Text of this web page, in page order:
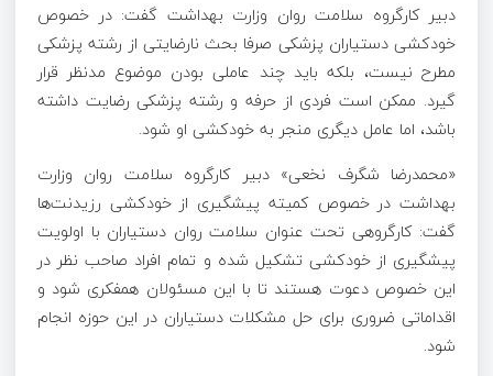
دبیر کارگروه سلامت روان وزارت بهداشت گفت: در خصوص
خودکشی دستیاران پزشکی صرفا بحث نارضایتی از رشته پزشکی
مطرح نیست، بلکه باید چند عاملی بودن موضوع مدنظر قرار
گیرد. ممکن است فردی از حرفه و رشته پزشکی رضایت داشته
باشد، اما عامل دیگری منجر به خودکشی او شود.
«محمدرضا شگرف نخعی» دبیر کارگروه سلامت روان وزارت
بهداشت در خصوص کمیته پیشگیری از خودکشی رزیدنت‌ها
گفت: کارگروهی تحت عنوان سلامت روان دستیاران با اولویت
پیشگیری از خودکشی تشکیل شده و تمام افراد صاحب نظر در
این خصوص دعوت هستند تا با این مسئولان همفکری شود و
اقداماتی ضروری برای حل مشکلات دستیاران در این حوزه انجام
شود.